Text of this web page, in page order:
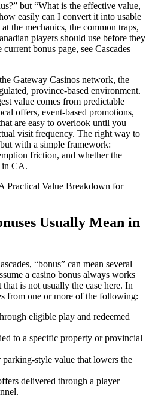
but “What is the effective value,
easily can I convert it into usable
the mechanics, the common traps,
players should use before they
bonus page, see Cascades
Gateway Casinos network, the
province-based environment.
value comes from predictable
offers, event-based promotions,
are easy to overlook until you
visit frequency. The right way to
with a simple framework:
friction, and whether the
in CA.
Usually Mean in
“bonus” can mean several
a casino bonus always works
is not usually the case here. In
from one or more of the following:
eligible play and redeemed
to a specific property or provincial
style value that lowers the
delivered through a player